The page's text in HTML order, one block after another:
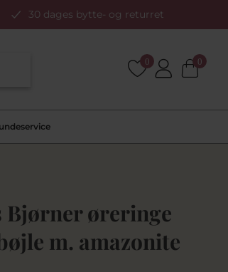
30 dages bytte- og returret
0 0
Bjørner øreringe
m. amazonite